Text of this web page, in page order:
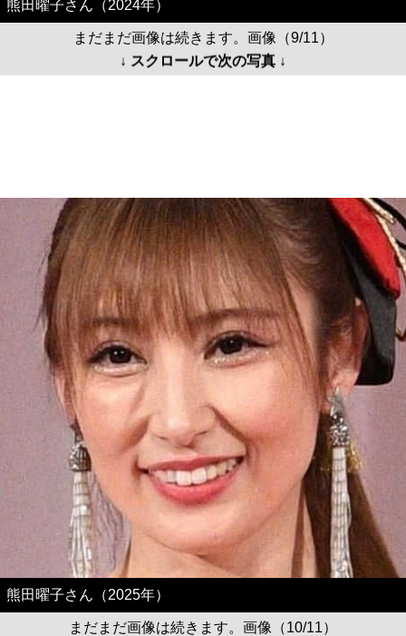
熊田曜子さん（2024年）
まだまだ画像は続きます。画像（9/11）
↓ スクロールで次の写真 ↓
熊田曜子さん（2025年）
まだまだ画像は続きます。画像（10/11）